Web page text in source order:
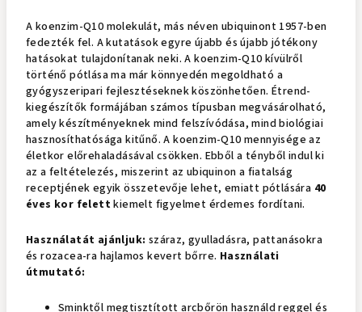
A koenzim-Q10 molekulát, más néven ubiquinont 1957-ben
fedezték fel. A kutatások egyre újabb és újabb jótékony
hatásokat tulajdonítanak neki. A koenzim-Q10 kívülről
történő pótlása ma már könnyedén megoldható a
gyógyszeripari fejlesztéseknek köszönhetően. Étrend-
kiegészítők formájában számos típusban megvásárolható,
amely készítményeknek mind felszívódása, mind biológiai
hasznosíthatósága kitűnő. A koenzim-Q10 mennyisége az
életkor előrehaladásával csökken. Ebből a tényből indul ki
az a feltételezés, miszerint az ubiquinon a fiatalság
receptjének egyik összetevője lehet, emiatt pótlására 40
éves kor felettkiemelt figyelmet érdemes fordítani.
Használatát ajánljuk: száraz, gyulladásra, pattanásokra
és rozacea-ra hajlamos kevert bőrre. Használati
útmutató:
Sminktől megtisztított arcbőrön használd reggel és